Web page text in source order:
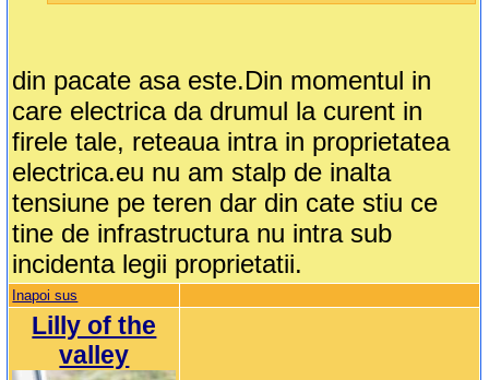
din pacate asa este.Din momentul in
care electrica da drumul la curent in
firele tale, reteaua intra in proprietatea
electrica.eu nu am stalp de inalta
tensiune pe teren dar din cate stiu ce
tine de infrastructura nu intra sub
incidenta legii proprietatii.
Inapoi sus
Lilly of the
valley